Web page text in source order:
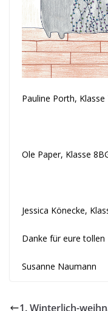
Pauline Porth, Klasse
Ole Paper, Klasse
Jessica Könecke,
Danke für eure tollen
Susanne Naumann
1. Winterlich-